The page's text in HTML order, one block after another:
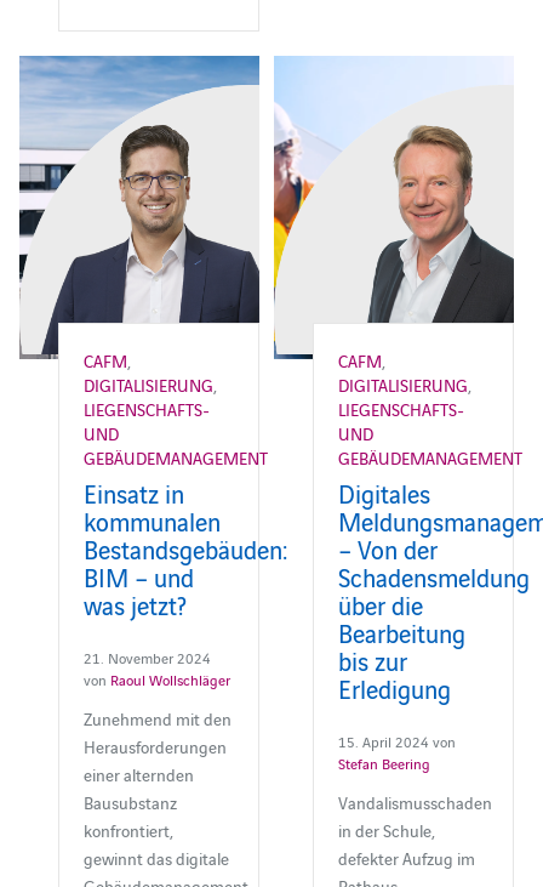
CAFM
DIGITALISIERUNG
LIEGENSCHAFTS-
UND
GEBÄUDEMANAGEMENT
Einsatz in
kommunalen
Bestandsgebäuden:
BIM – und
was jetzt?
21. November 2024
von Raoul Wollschläger
Zunehmend mit den
Herausforderungen
einer alternden
Bausubstanz
konfrontiert,
gewinnt das digitale
CAFM
DIGITALISIERUNG
LIEGENSCHAFTS-
UND
GEBÄUDEMANAGEMENT
Digitales
– Von der
Schadensmeldung
über die
Bearbeitung
bis zur
Erledigung
15. April 2024 von
Stefan Beering
Vandalismusschaden
in der Schule,
defekter Aufzug im